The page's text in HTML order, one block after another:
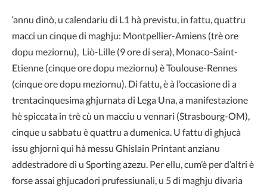
‘annu dinò, u calendariu di L1 hà previstu, in fattu, quattru
macci un cinque di maghju: Montpellier-Amiens (trè ore
dopu meziornu), Liò-Lille (9 ore di sera), Monaco-Saint-
Etienne (cinque ore dopu meziornu) è Toulouse-Rennes
(cinque ore dopu meziornu). Di fattu, è à l’occasione di a
trentacinquesima ghjurnata di Lega Una, a manifestazione
hè spiccata in trè cù un macciu u vennari (Strasbourg-OM),
cinque u sabbatu è quattru a dumenica. U fattu di ghjucà
issu ghjorni quì hà messu Ghislain Printant anzianu
addestradore di u Sporting azezu. Per ellu, cum’è per d’altri è
forse assai ghjucadori prufessiunali, u 5 di maghju divaria